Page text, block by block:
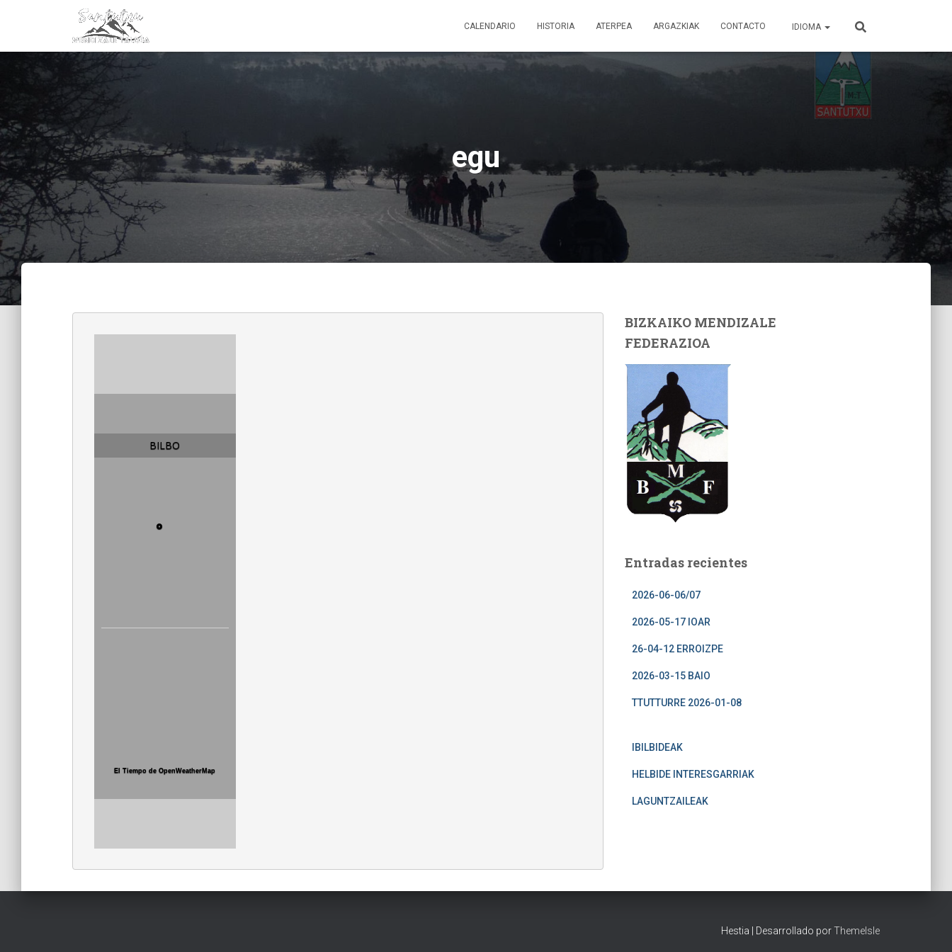
CALENDARIO HISTORIA ATERPEA ARGAZKIAK CONTACTO IDIOMA
egu
BILBO
°
El Tiempo de OpenWeatherMap
BIZKAIKO MENDIZALE
FEDERAZIOA
Entradas recientes
2026-06-06/07
2026-05-17 IOAR
26-04-12 ERROIZPE
2026-03-15 BAIO
TTUTTURRE 2026-01-08
IBILBIDEAK
HELBIDE INTERESGARRIAK
LAGUNTZAILEAK
Hestia | Desarrollado porThemeIsle